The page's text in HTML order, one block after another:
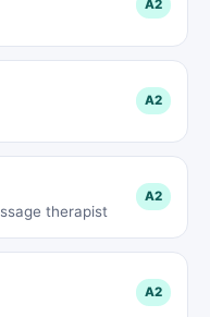
A2
A2
therapist
A2
A2